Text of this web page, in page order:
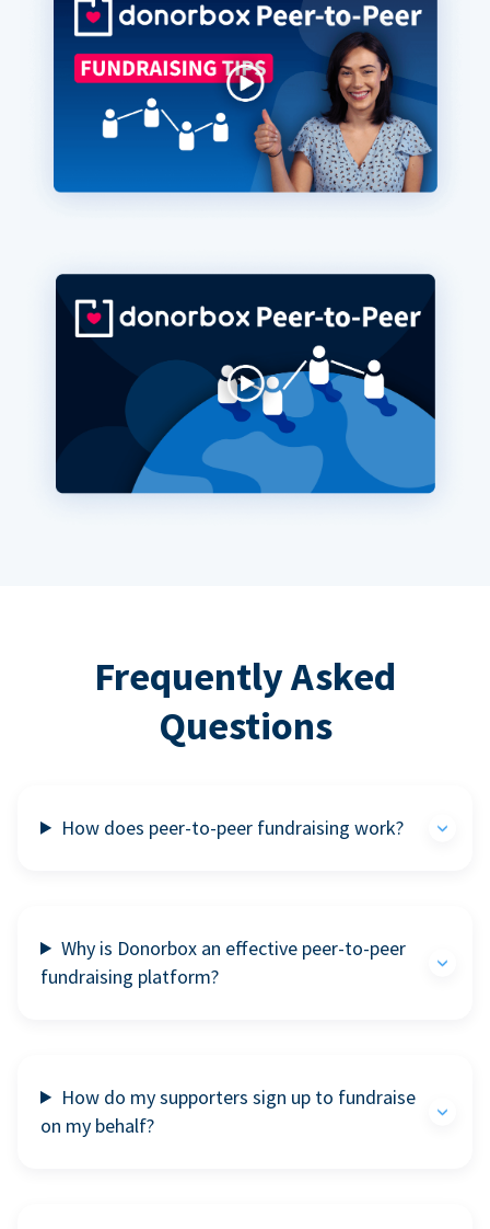
Frequently Asked
Questions
How does peer-to-peer fundraising work?
Why is Donorbox an effective peer-to-peer
fundraising platform?
How do my supporters sign up to fundraise
on my behalf?